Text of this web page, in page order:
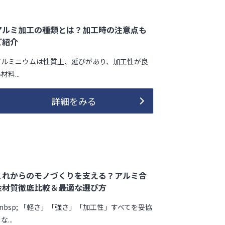
ミ加工の種類とは？加工時の注意点も
介
ミニウムは性質上、延びがあり、加工性が良
料...
詳細をみる
からのモノづくりを支える？アルミ合
質徹底比較＆最適な選び方
「軽さ」「強さ」「加工性」すべてを妥協
...